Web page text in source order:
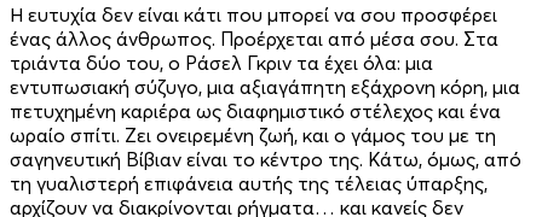
Η ευτυχία δεν είναι κάτι που µπορεί να σου προσφέρει
ένας άλλος άνθρωπος. Προέρχεται από µέσα σου. Στα
τριάντα δύο του, ο Ράσελ Γκριν τα έχει όλα: µια
εντυπωσιακή σύζυγο, µια αξιαγάπητη εξάχρονη κόρη, µια
πετυχηµένη καριέρα ως διαφηµιστικό στέλεχος και ένα
ωραίο σπίτι. Ζει ονειρεµένη ζωή, και ο γάµος του µε τη
σαγηνευτική Βίβιαν είναι το κέντρο της. Κάτω, όµως, από
τη γυαλιστερή επιφάνεια αυτής της τέλειας ύπαρξης,
αρχίζουν να διακρίνονται ρήγµατα… και κανείς δεν